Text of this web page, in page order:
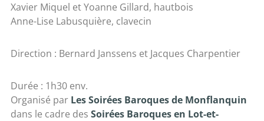
Xavier Miquel et Yoanne Gillard, hautbois
Anne-Lise Labusquière, clavecin
Direction : Bernard Janssens et Jacques Charpentier
Durée : 1h30 env.
Organisé par Les Soirées Baroques de Monflanquin
dans le cadre des Soirées Baroques en Lot-et-